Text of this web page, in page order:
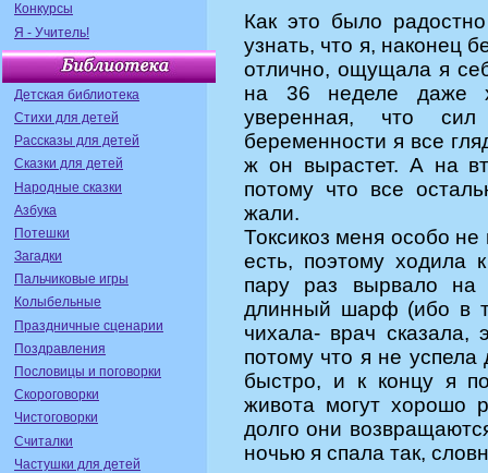
Конкурсы
Я - Учитель!
Детская библиотека
Стихи для детей
Рассказы для детей
Сказки для детей
Народные сказки
Азбука
Потешки
Загадки
Пальчиковые игры
Колыбельные
Праздничные сценарии
Поздравления
Пословицы и поговорки
Скороговорки
Чистоговорки
Считалки
Частушки для детей
Как это было
узнать, что я, наконец
отлично, ощущала я
на 36 неделе даже
уверенная, что
беременности я все
ж он вырастет. А на
потому что все
жали.
Токсикоз меня особо
есть, поэтому ходила
пару раз вырвало на
длинный шарф (ибо в
чихала- врач сказала,
потому что я не
быстро, и к концу я
живота могут хорошо
долго они
ночью я спала так,